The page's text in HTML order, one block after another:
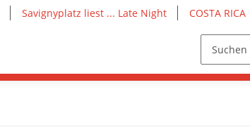
Savignyplatz liest ... Late Night COSTA RICA